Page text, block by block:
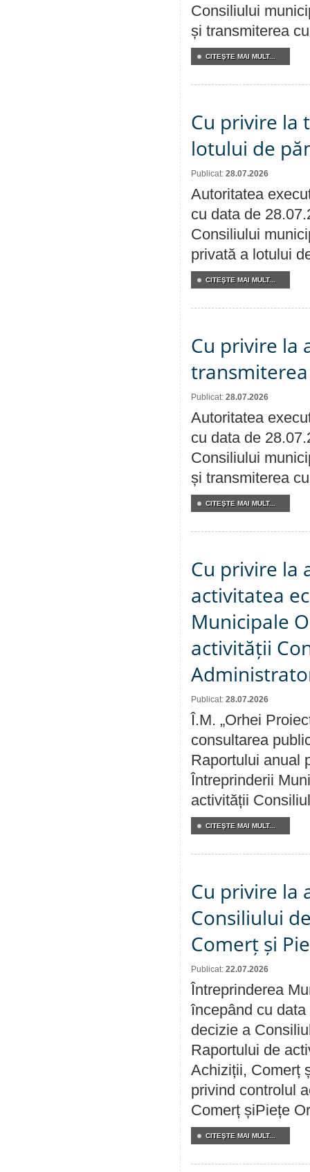
Consiliului
și transmiterea
CITEŞTE MAI MULT...
Cu privire la
lotului de
Publicat: 28.07.2026
Autoritatea
cu data de
Consiliului
privată a lotului
CITEŞTE MAI MULT...
Cu privire la
Publicat: 28.07.2026
Autoritatea
cu data de
Consiliului
și transmiterea
CITEŞTE MAI MULT...
Cu privire la
activitatea
Municipale
activității
Publicat: 28.07.2026
Î.M. „Orhei
consultarea
Raportului anual
Întreprinderii
activității
CITEŞTE MAI MULT...
Cu privire la
Consiliului
Comerț și
Publicat: 22.07.2026
Întreprinderea
începând cu
decizie a
Raportului de
Achiziții, Comerț
privind controlul
Comerț șiPiețe
CITEŞTE MAI MULT...